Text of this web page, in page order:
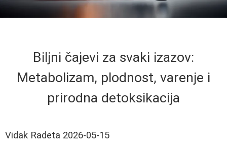
Biljni čajevi za svaki izazov:
Metabolizam, plodnost, varenje i
prirodna detoksikacija
Vidak Radeta 2026-05-15